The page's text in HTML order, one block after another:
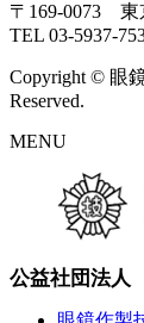
〒169-0073 東
TEL 03-5937-
Copyright © 眼
Reserved.
MENU
公益社団法人